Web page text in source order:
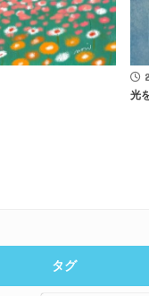
光
タグ